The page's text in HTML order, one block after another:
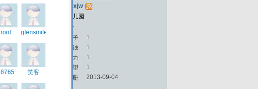
ybxjw
幼儿园
帖子
1
金钱
1
魅力
1
威望
1
注册
2013-09-04